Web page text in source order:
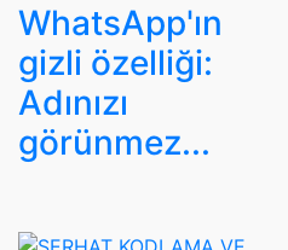
WhatsApp'ın
gizli özelliği:
Adınızı
görünmez...